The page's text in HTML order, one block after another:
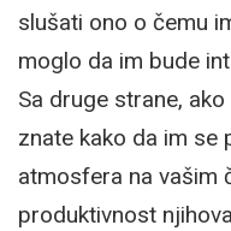
slušati ono o čemu
moglo da im bude
Sa druge strane,
znate kako da im se
atmosfera na vašim
produktivnost